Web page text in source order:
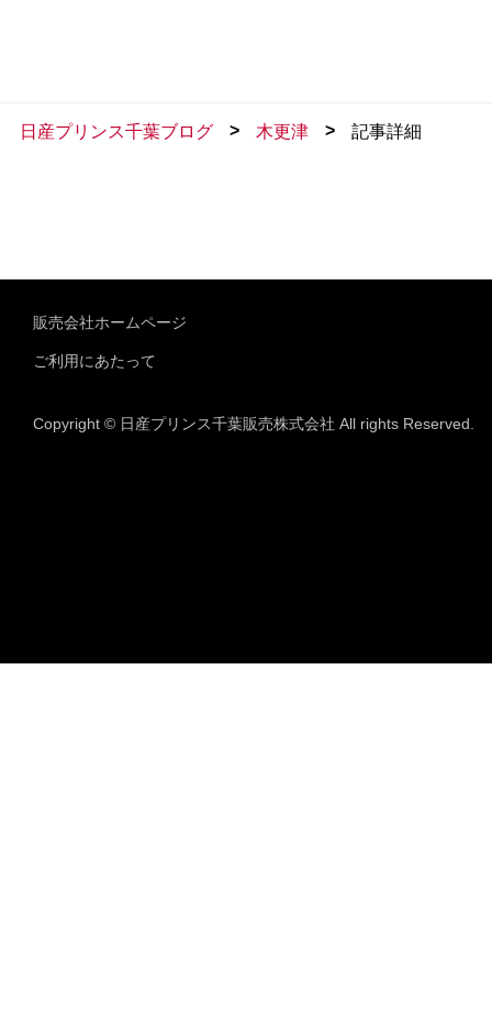
日産プリンス千葉ブログ > 木更津 > 記事詳細
販売会社ホームページ
ご利用にあたって
Copyright © 日産プリンス千葉販売株式会社 All rights Reserved.